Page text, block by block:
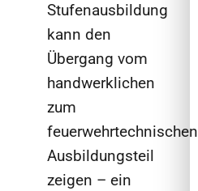
Stufenausbildung
kann den
Übergang vom
handwerklichen
zum
feuerwehrtechnischen
Ausbildungsteil
zeigen – ein